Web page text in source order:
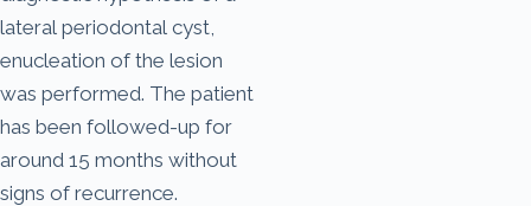
lateral periodontal cyst,
enucleation of the lesion
was performed. The patient
has been followed-up for
around 15 months without
signs of recurrence.